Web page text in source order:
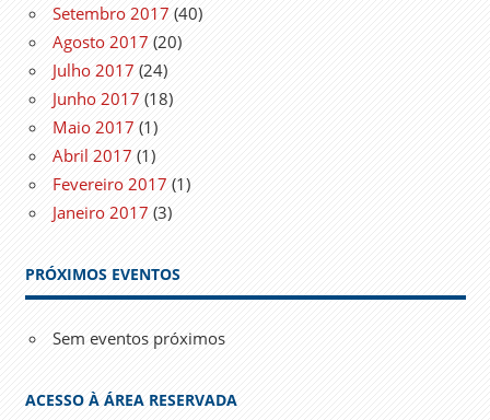
Setembro 2017 (40)
Agosto 2017 (20)
Julho 2017 (24)
Junho 2017 (18)
Maio 2017 (1)
Abril 2017 (1)
Fevereiro 2017 (1)
Janeiro 2017 (3)
PRÓXIMOS EVENTOS
Sem eventos próximos
ACESSO À ÁREA RESERVADA